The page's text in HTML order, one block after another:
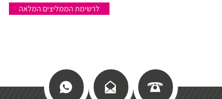
לרשימת הממליצים המלאה